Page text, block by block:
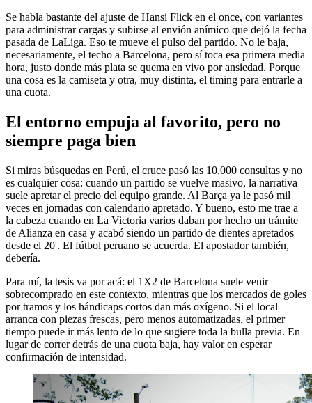
Se habla bastante del ajuste de Hansi Flick en el once, con variantes
para administrar cargas y subirse al envión anímico que dejó la fecha
pasada de LaLiga. Eso te mueve el pulso del partido. No le baja,
necesariamente, el techo a Barcelona, pero sí toca esa primera media
hora, justo donde más plata se quema en vivo por ansiedad. Porque
una cosa es la camiseta y otra, muy distinta, el timing para entrarle a
una cuota.
El entorno empuja al favorito, pero no
siempre paga bien
Si miras búsquedas en Perú, el cruce pasó las 10,000 consultas y no
es cualquier cosa: cuando un partido se vuelve masivo, la narrativa
suele apretar el precio del equipo grande. Al Barça ya le pasó mil
veces en jornadas con calendario apretado. Y bueno, esto me trae a
la cabeza cuando en La Victoria varios daban por hecho un trámite
de Alianza en casa y acabó siendo un partido de dientes apretados
desde el 20'. El fútbol peruano se acuerda. El apostador también,
debería.
Para mí, la tesis va por acá: el 1X2 de Barcelona suele venir
sobrecomprado en este contexto, mientras que los mercados de goles
por tramos y los hándicaps cortos dan más oxígeno. Si el local
arranca con piezas frescas, pero menos automatizadas, el primer
tiempo puede ir más lento de lo que sugiere toda la bulla previa. En
lugar de correr detrás de una cuota baja, hay valor en esperar
confirmación de intensidad.